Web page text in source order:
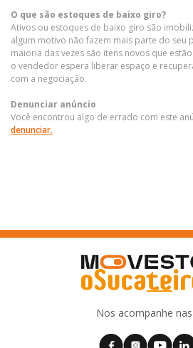
O que são estoques de baixo giro?
Ativos ou estoques de baixo giro são
algum motivo não fazem mais parte do seu
maioria das vezes são itens novos que
o vendedor espera liberar espaço e
com a negociação.
Denunciar anúncio
Você encontrou algo de errado com este
denunciar.
Nos acompanhe